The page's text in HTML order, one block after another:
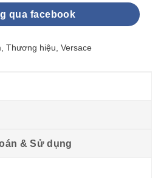
qua facebook
Thương hiệu Versace
& Sử dụng